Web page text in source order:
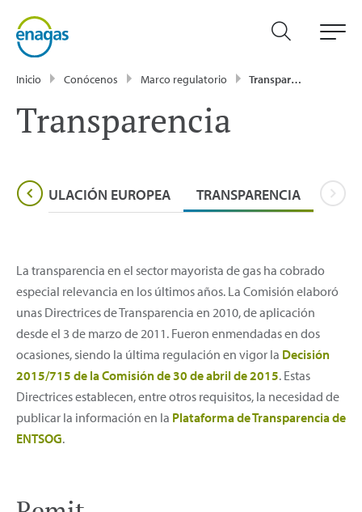
Inicio Conócenos Marco regulatorio Transparencia
Transparencia
REGULACIÓN EUROPEA TRANSPARENCIA
La transparencia en el sector mayorista de gas ha cobrado
especial relevancia en los últimos años. La Comisión elaboró
unas Directrices de Transparencia en 2010, de aplicación
desde el 3 de marzo de 2011. Fueron enmendadas en dos
ocasiones, siendo la última regulación en vigor la Decisión
2015/715 de la Comisión de 30 de abril de 2015. Estas
Directrices establecen, entre otros requisitos, la necesidad de
publicar la información en la Plataforma de Transparencia de
ENTSOG.